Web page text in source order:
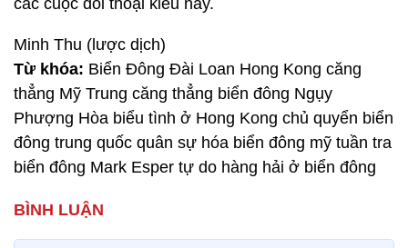
các cuộc đối thoại kiểu này.
Minh Thu (lược dịch)
Từ khóa: Biển Đông Đài Loan Hong Kong căng
thẳng Mỹ Trung căng thẳng biển đông Ngụy
Phượng Hòa biểu tình ở Hong Kong chủ quyển biển
đông trung quốc quân sự hóa biển đông mỹ tuần tra
biển đông Mark Esper tự do hàng hải ở biển đông